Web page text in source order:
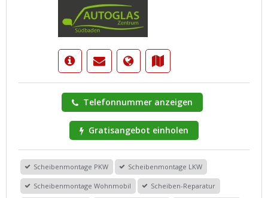
Telefonnummer anzeigen
Gratisangebot einholen
Scheibenmontage PKW Scheibenmontage LKW
Scheibenmontage Wohnmobil Scheiben-Reparatur